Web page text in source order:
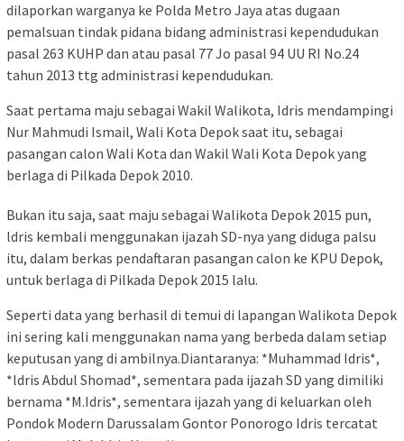
dilaporkan warganya ke Polda Metro Jaya atas dugaan
pemalsuan tindak pidana bidang administrasi kependudukan
pasal 263 KUHP dan atau pasal 77 Jo pasal 94 UU RI No.24
tahun 2013 ttg administrasi kependudukan.
Saat pertama maju sebagai Wakil Walikota, Idris mendampingi
Nur Mahmudi Ismail, Wali Kota Depok saat itu, sebagai
pasangan calon Wali Kota dan Wakil Wali Kota Depok yang
berlaga di Pilkada Depok 2010.
Bukan itu saja, saat maju sebagai Walikota Depok 2015 pun,
ldris kembali menggunakan ijazah SD-nya yang diduga palsu
itu, dalam berkas pendaftaran pasangan calon ke KPU Depok,
untuk berlaga di Pilkada Depok 2015 lalu.
Seperti data yang berhasil di temui di lapangan Walikota Depok
ini sering kali menggunakan nama yang berbeda dalam setiap
keputusan yang di ambilnya.Diantaranya: *Muhammad Idris*,
*ldris Abdul Shomad*, sementara pada ijazah SD yang dimiliki
bernama *M.Idris*, sementara ijazah yang di keluarkan oleh
Pondok Modern Darussalam Gontor Ponorogo Idris tercatat